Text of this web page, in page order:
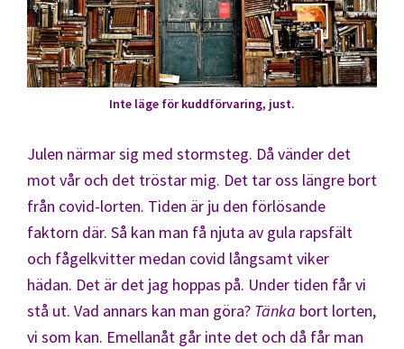
Inte läge för kuddförvaring, just.
Julen närmar sig med stormsteg. Då vänder det
mot vår och det tröstar mig. Det tar oss längre bort
från covid-lorten. Tiden är ju den förlösande
faktorn där. Så kan man få njuta av gula rapsfält
och fågelkvitter medan covid långsamt viker
hädan. Det är det jag hoppas på. Under tiden får vi
stå ut. Vad annars kan man göra? Tänka bort lorten,
vi som kan. Emellanåt går inte det och då får man